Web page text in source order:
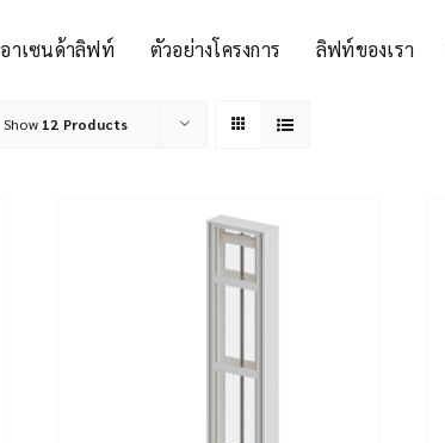
อาเซนด้าลิฟท์ ตัวอย่างโครงการ ลิฟท์ของเรา
Show 12 Products